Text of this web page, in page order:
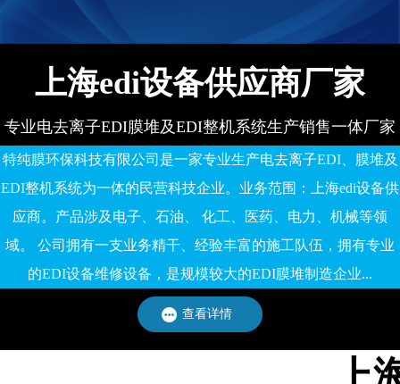
备有限公司
上海edi设备供应商厂家
专业电去离子EDI膜堆及EDI整机系统生产销售一体厂家
特纯膜环保科技有限公司是一家专业生产电去离子EDI、膜堆及
EDI整机系统为一体的民营科技企业。业务范围：上海edi设备供
应商。产品涉及电子、石油、 化工、医药、电力、机械等领
域。 公司拥有一支业务精干、经验丰富的施工队伍，拥有专业
的EDI设备维修设备，是规模较大的EDI膜堆制造企业...
查看详情